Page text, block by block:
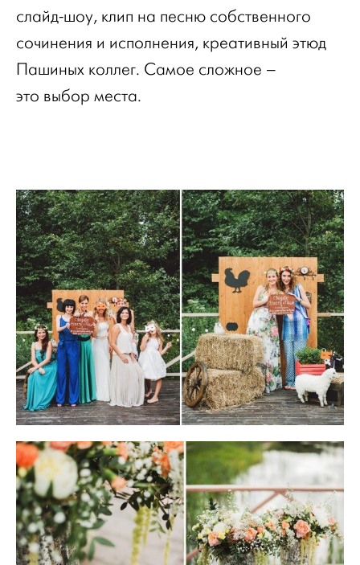
слайд-шоу, клип на песню собственного
сочинения и исполнения, креативный этюд
Пашиных коллег. Самое сложное –
это выбор места.